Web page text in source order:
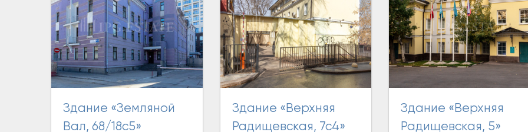
Здание «Земляной
Вал, 68/18с5»
Здание «Верхняя
Радищевская, 7с4»
Здание «Верхняя
Радищевская, 5»